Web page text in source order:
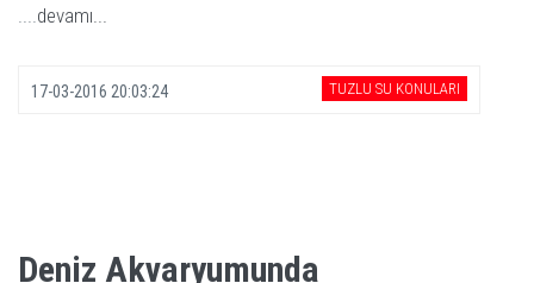
....devamı...
17-03-2016 20:03:24 TUZLU SU KONULARI
Deniz Akvaryumunda